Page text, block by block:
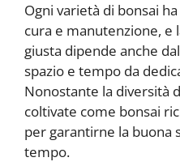
Ogni varietà di bonsai
cura e manutenzione, e
giusta dipende anche
spazio e tempo da
Nonostante la diversità
coltivate come bonsai
per garantirne la buona
tempo.